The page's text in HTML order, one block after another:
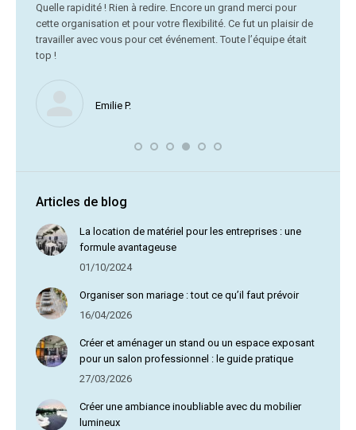
Quelle rapidité ! Rien à redire. Encore un grand merci pour
cette organisation et pour votre flexibilité. Ce fut un plaisir de
travailler avec vous pour cet événement. Toute l’équipe était
top !
Emilie P.
Articles de blog
La location de matériel pour les entreprises : une
formule avantageuse
01/10/2024
Organiser son mariage : tout ce qu’il faut prévoir
16/04/2026
Créer et aménager un stand ou un espace exposant
pour un salon professionnel : le guide pratique
27/03/2026
Créer une ambiance inoubliable avec du mobilier
lumineux